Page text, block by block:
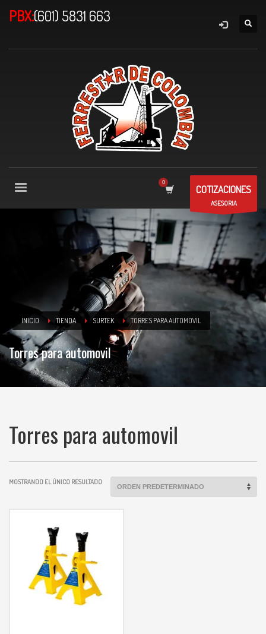
PBX:(601) 5831 663
COTIZACIONES
ASESORIA
INICIO TIENDA SURTEK TORRES PARA AUTOMOVIL
Torres para automovil
Torres para automovil
MOSTRANDO EL ÚNICO RESULTADO